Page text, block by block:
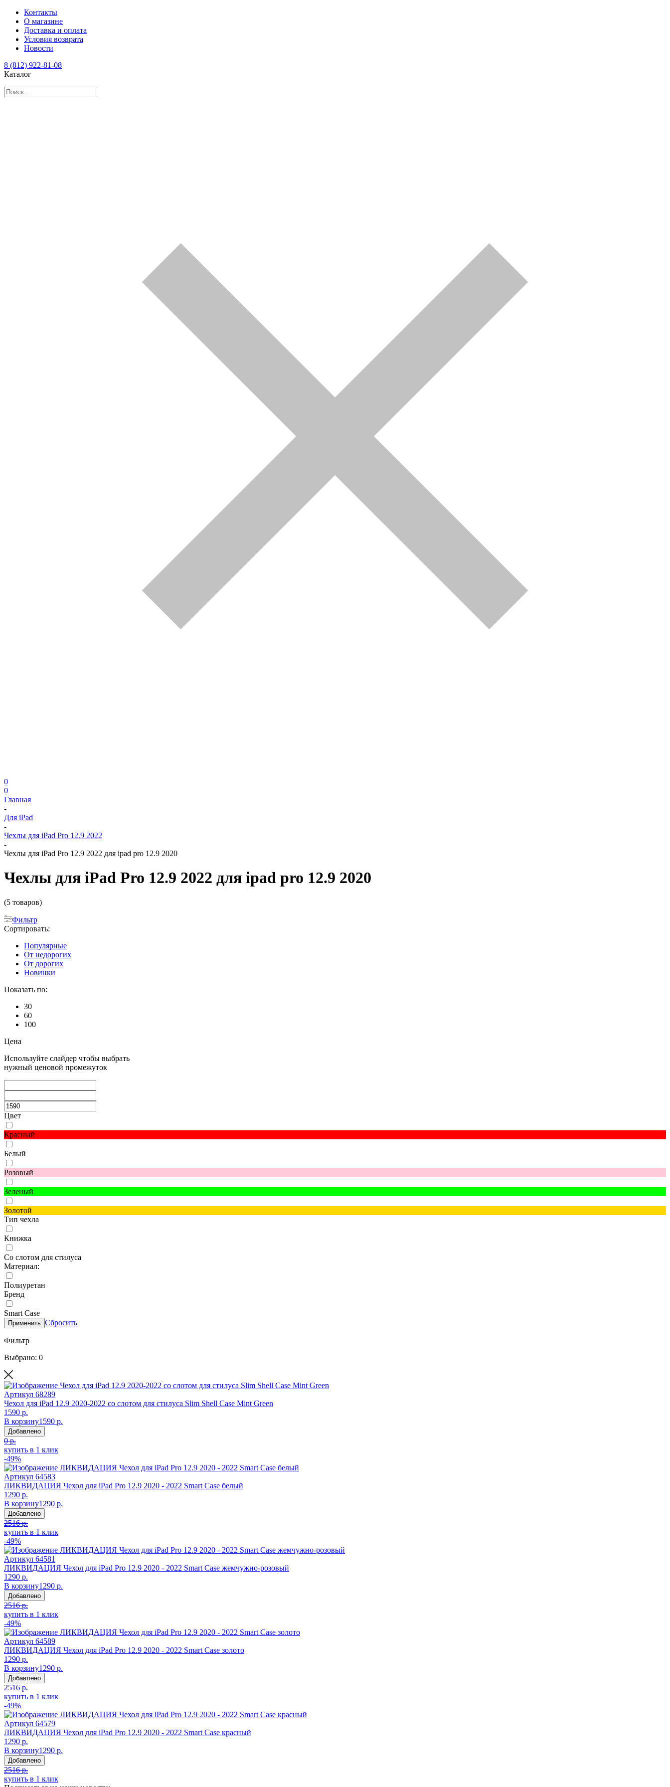
Контакты
О магазине
Доставка и оплата
Условия возврата
Новости
8 (812) 922-81-08
Каталог
0
0
Главная
-
Для iPad
-
Чехлы для iPad Pro 12.9 2022
-
Чехлы для iPad Pro 12.9 2022 для ipad pro 12.9 2020
Чехлы для iPad Pro 12.9 2022 для ipad pro 12.9 2020
(5 товаров)
Фильтр
Сортировать:
Популярные
От недорогих
От дорогих
Новинки
Показать по:
30
60
100
Цена
Используйте слайдер чтобы выбрать
нужный ценовой промежуток
Цвет
Красный
Белый
Розовый
Зеленый
Золотой
Тип чехла
Книжка
Со слотом для стилуса
Материал:
Полиуретан
Бренд
Smart Case
Применить Сбросить
Фильтр
Выбрано: 0
Артикул 68289
Чехол для iPad 12.9 2020-2022 со слотом для стилуса Slim Shell Case Mint Green
1590 р.
В корзину1590 р.
Добавлено
0 р.
купить в 1 клик
-49%
Артикул 64583
ЛИКВИДАЦИЯ Чехол для iPad Pro 12.9 2020 - 2022 Smart Case белый
1290 р.
В корзину1290 р.
Добавлено
2516 р.
купить в 1 клик
-49%
Артикул 64581
ЛИКВИДАЦИЯ Чехол для iPad Pro 12.9 2020 - 2022 Smart Case жемчужно-розовый
1290 р.
В корзину1290 р.
Добавлено
2516 р.
купить в 1 клик
-49%
Артикул 64589
ЛИКВИДАЦИЯ Чехол для iPad Pro 12.9 2020 - 2022 Smart Case золото
1290 р.
В корзину1290 р.
Добавлено
2516 р.
купить в 1 клик
-49%
Артикул 64579
ЛИКВИДАЦИЯ Чехол для iPad Pro 12.9 2020 - 2022 Smart Case красный
1290 р.
В корзину1290 р.
Добавлено
2516 р.
купить в 1 клик